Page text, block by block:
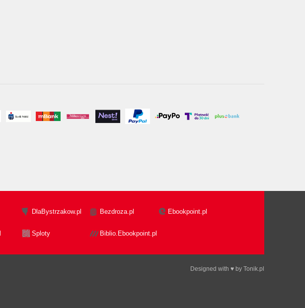
DlaBystrzakow.pl Bezdroza.pl Ebookpoint.pl
Sploty Biblio.Ebookpoint.pl
Designed with ♥ by Tonik.pl